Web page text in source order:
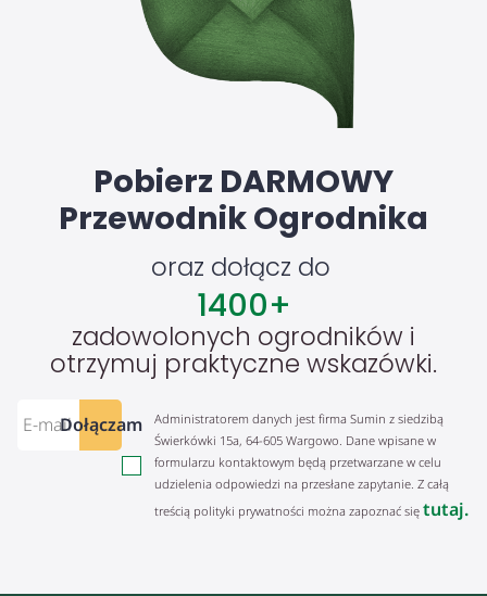
Pobierz DARMOWY
Przewodnik Ogrodnika
oraz dołącz do
zadowolonych ogrodników i
otrzymuj praktyczne wskazówki.
1400+
Dołączam
Administratorem danych jest firma Sumin z siedzibą
Świerkówki 15a, 64-605 Wargowo. Dane wpisane w
formularzu kontaktowym będą przetwarzane w celu
udzielenia odpowiedzi na przesłane zapytanie. Z całą
treścią polityki prywatności można zapoznać się tutaj.